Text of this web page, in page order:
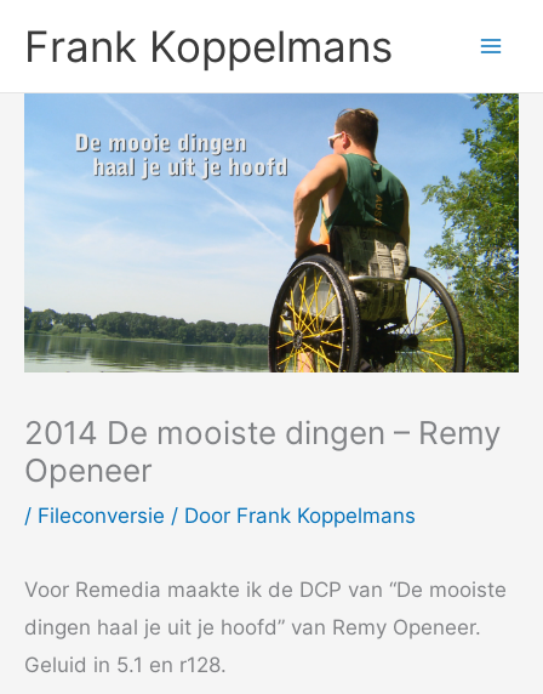
naar
de
Frank Koppelmans
2014 De mooiste dingen – Remy
Openeer
/ Fileconversie / Door Frank Koppelmans
Voor Remedia maakte ik de DCP van “De mooiste
dingen haal je uit je hoofd” van Remy Openeer.
Geluid in 5.1 en r128.